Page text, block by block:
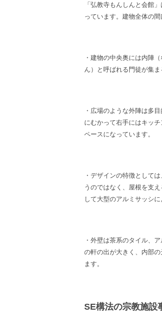
「弘教寺もんしんと会館
っています。 建物全体の
・建物の中央奥には内陣
ん）と呼ばれる門徒が集
・広場のような外陣は多
にむかって右手にはキッ
ペースになっています。
・デザインの特徴として
うのではなく、屋根を支
して大型のアルミサッシ
・外壁は茶系のタイル、
の軒の出が大きく、内部
ます。
SE構法の宗教施設